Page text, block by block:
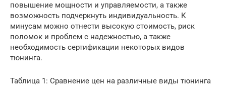
повышение мощности и управляемости, а также
возможность подчеркнуть индивидуальность. К
минусам можно отнести высокую стоимость, риск
поломок и проблем с надежностью, а также
необходимость сертификации некоторых видов
тюнинга.
Таблица 1: Сравнение цен на различные виды тюнинга